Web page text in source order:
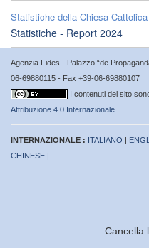
Statistiche della Chiesa Cattolica
Statistiche - Report 2024
Agenzia Fides - Palazzo “de
06-69880115 - Fax +39-06-69880107
I contenuti del sito
Attribuzione 4.0 Internazionale
INTERNAZIONALE : ITALIANO |
CHINESE |
Cancella